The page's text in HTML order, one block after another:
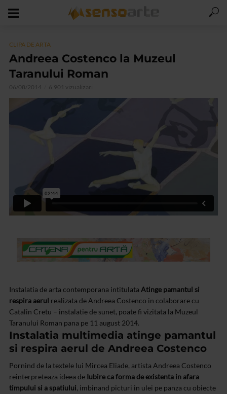
CLIPA DE ARTA
Andreea Costenco la Muzeul
Taranului Roman
06/08/2014 6.901 vizualizari
Instalatia de arta contemporana intitulata Atinge pamantul si
respira aerul realizata de Andreea Costenco in colaborare cu
Catalin Cretu – instalatie de sunet, poate fi vizitata la Muzeul
Taranului Roman pana pe 11 august 2014.
Instalatia multimedia atinge pamantul
si respira aerul de Andreea Costenco
Pornind de la textele lui Mircea Eliade, artista Andreea Costenco
reinterpreteaza ideea de Iubire ca forma de existenta in afara
timpului si a spatiului, imbinand picturi in ulei pe panza cu obiecte